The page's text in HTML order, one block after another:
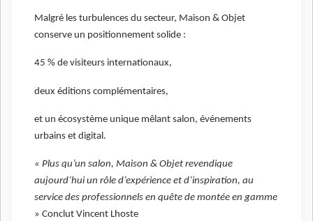
Malgré les turbulences du secteur, Maison & Objet
conserve un positionnement solide :
45 % de visiteurs internationaux,
deux éditions complémentaires,
et un écosystème unique mêlant salon, événements
urbains et digital.
« Plus qu’un salon, Maison & Objet revendique
aujourd’hui un rôle d’expérience et d’inspiration, au
service des professionnels en quête de montée en gamme
» Conclut Vincent Lhoste